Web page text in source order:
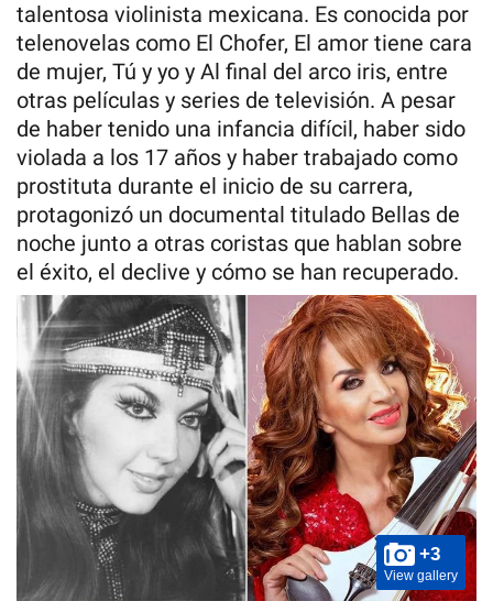
talentosa violinista mexicana. Es conocida por
telenovelas como El Chofer, El amor tiene cara
de mujer, Tú y yo y Al final del arco iris, entre
otras películas y series de televisión. A pesar
de haber tenido una infancia difícil, haber sido
violada a los 17 años y haber trabajado como
prostituta durante el inicio de su carrera,
protagonizó un documental titulado Bellas de
noche junto a otras coristas que hablan sobre
el éxito, el declive y cómo se han recuperado.
+3
View gallery